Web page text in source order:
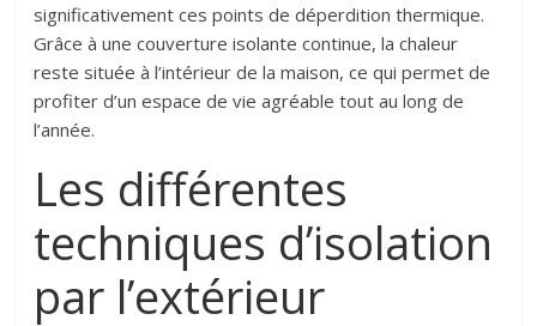
significativement ces points de déperdition thermique.
Grâce à une couverture isolante continue, la chaleur
reste située à l’intérieur de la maison, ce qui permet de
profiter d’un espace de vie agréable tout au long de
l’année.
Les différentes
techniques d’isolation
par l’extérieur